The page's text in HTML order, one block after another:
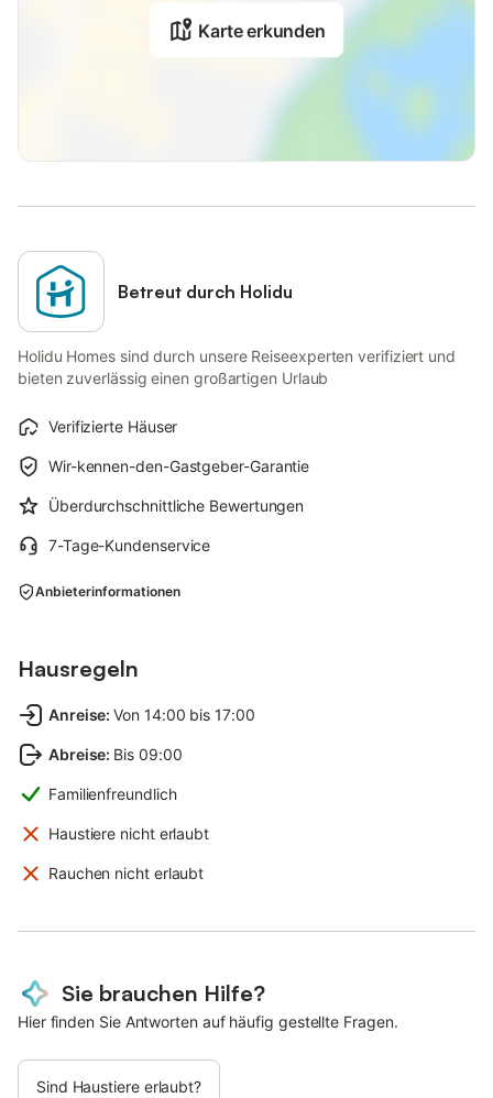
Karte erkunden
Betreut durch Holidu
Holidu Homes sind durch unsere Reiseexperten verifiziert und
bieten zuverlässig einen großartigen Urlaub
Verifizierte Häuser
Wir-kennen-den-Gastgeber-Garantie
Überdurchschnittliche Bewertungen
7-Tage-Kundenservice
Anbieterinformationen
Hausregeln
Anreise: Von 14:00 bis 17:00
Abreise: Bis 09:00
Familienfreundlich
Haustiere nicht erlaubt
Rauchen nicht erlaubt
Sie brauchen Hilfe?
Hier finden Sie Antworten auf häufig gestellte Fragen.
Sind Haustiere erlaubt?